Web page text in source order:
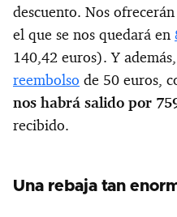
descuento. Nos
el que se nos quedará en
140,42 euros). Y
reembolso de 50 euros,
nos habrá salido por
recibido.
Una rebaja tan